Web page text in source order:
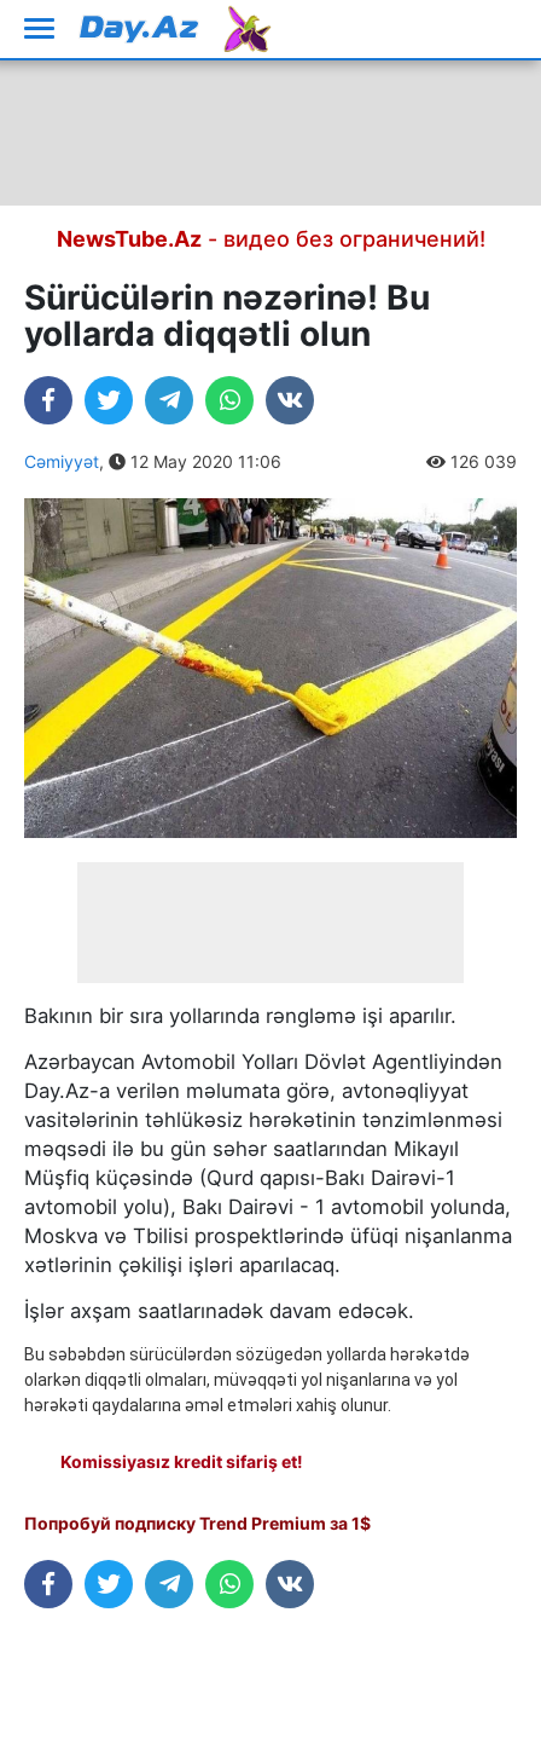
NewsTube.Az- видео без ограничений!
Sürücülərin nəzərinə! Bu
yollarda diqqətli olun
Cəmiyyət, 12 May 2020 11:06 126 039
Bakının bir sıra yollarında rəngləmə işi aparılır.
Azərbaycan Avtomobil Yolları Dövlət Agentliyindən
Day.Az-a verilən məlumata görə, avtonəqliyyat
vasitələrinin təhlükəsiz hərəkətinin tənzimlənməsi
məqsədi ilə bu gün səhər saatlarından Mikayıl
Müşfiq küçəsində (Qurd qapısı-Bakı Dairəvi-1
avtomobil yolu), Bakı Dairəvi - 1 avtomobil yolunda,
Moskva və Tbilisi prospektlərində üfüqi nişanlanma
xətlərinin çəkilişi işləri aparılacaq.
İşlər axşam saatlarınadək davam edəcək.
Bu səbəbdən sürücülərdən sözügedən yollarda hərəkətdə
olarkən diqqətli olmaları, müvəqqəti yol nişanlarına və yol
hərəkəti qaydalarına əməl etmələri xahiş olunur.
Komissiyasız kredit sifariş et!
Попробуй подписку Trend Premium за 1$